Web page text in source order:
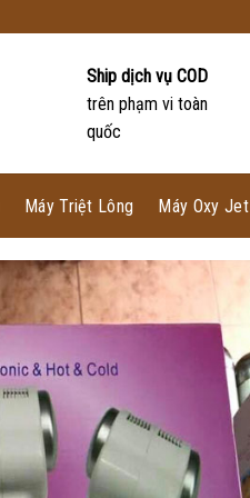
Ship dịch vụ COD
trên phạm vi toàn
quốc
Máy Triệt Lông Máy Oxy Jet